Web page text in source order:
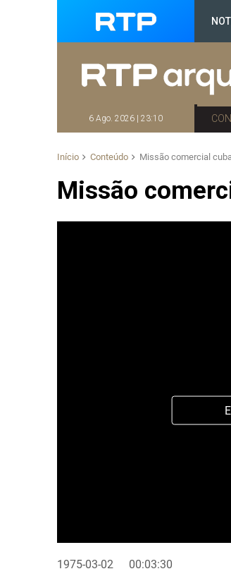
6 Ago. 2026 | 23:10
Início Conteúdo Missão comercial
Missão
1975-03-02 00:03:30